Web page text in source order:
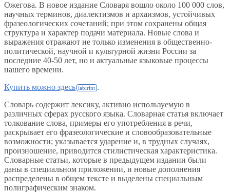
Ожегова. В новое издание Словаря вошло около 100 000 слов,
научных терминов, диалектизмов и архаизмов, устойчивых
фразеологических сочетаний; при этом сохранены общая
структура и характер подачи материала. Новые слова и
выражения отражают не только изменения в общественно-
политической, научной и культурной жизни России за
последние 40-50 лет, но и актуальные языковые процессы
нашего времени.
Купить можно здесь
.
Словарь содержит лексику, активно используемую в
различных сферах русского языка. Словарная статья включает
толкование слова, примеры его употребления в речи,
раскрывает его фразеологические и словообразовательные
возможности; указывается ударение и, в трудных случаях,
произношение, приводится стилистическая характеристика.
Словарные статьи, которые в предыдущем издании были
даны в специальном приложении, и новые дополнения
распределены в общем тексте и выделены специальным
полиграфическим знаком.